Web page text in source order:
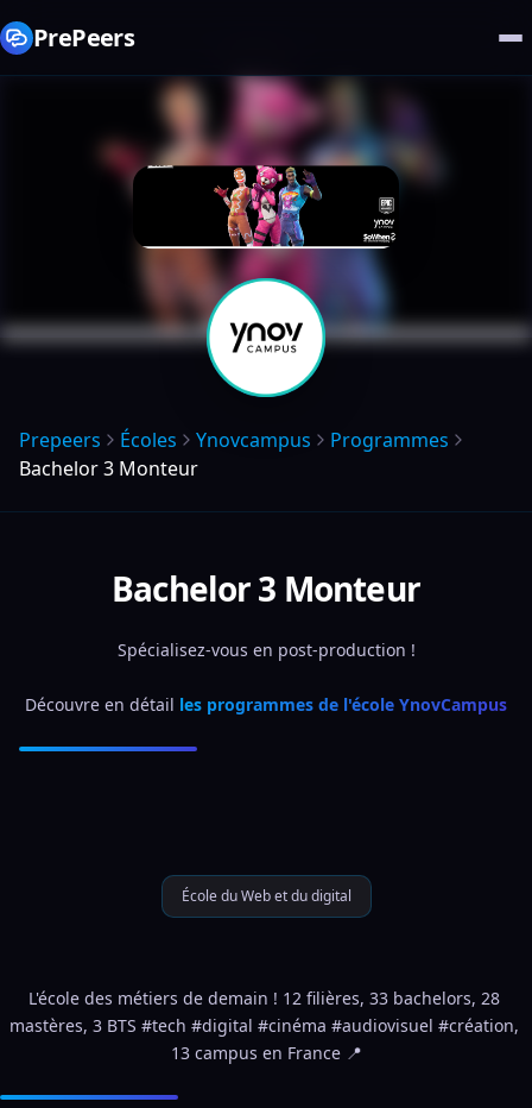
PrePeers
Prepeers Écoles Ynovcampus
Programmes
Bachelor 3 Monteur
Bachelor 3 Monteur
Spécialisez-vous en post-production !
Découvre en détail les programmes de l'école YnovCampus
École du Web et du digital
L'école des métiers de demain ! 12 filières, 33 bachelors, 28
mastères, 3 BTS #tech #digital #cinéma #audiovisuel #création,
13 campus en France 📍